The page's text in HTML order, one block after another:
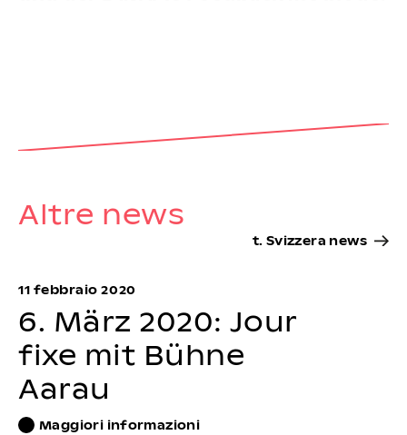
Altre news
t. Svizzera news
11 febbraio 2020
6. März 2020: Jour
fixe mit Bühne
Aarau
Maggiori informazioni